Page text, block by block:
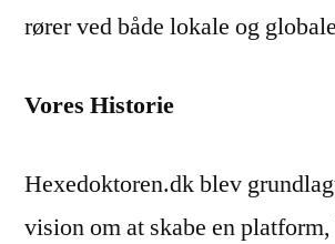
rører ved både lokale og
Vores Historie
Hexedoktoren.dk blev
vision om at skabe en